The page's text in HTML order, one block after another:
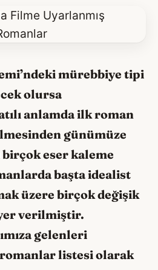
mürebbiye tipi
olursa
anlamda ilk roman
günümüze
eser kaleme
başta idealist
üzere birçok değişik
verilmiştir.
gelenleri
listesi olarak